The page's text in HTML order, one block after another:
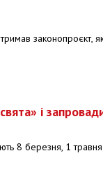
і
8 березня, 1